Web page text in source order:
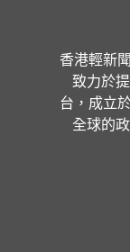
香港輕新
致力於
台，成立
全球的